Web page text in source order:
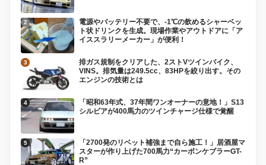
電源やバッテリー不要で、-1℃の飲めるシャーベッ
ト状ドリンクを生成。現場作業やアウトドアに「ア
イススラリーメーカー」が便利！
排ガス規制をクリアした、2ストVツインバイク、
VINS。排気量は249.5cc、83HPを絞り出す。その
エンジンの技術とは
「昭和63年式、37年間ワンオーナーの意地！」S13
シルビアが400馬力のツインチャージ仕様で覚醒
「2700発のリベット補強まで自ら施工！」居酒屋マ
スターが作り上げた700馬力“カーボンケブラーGT-
R”